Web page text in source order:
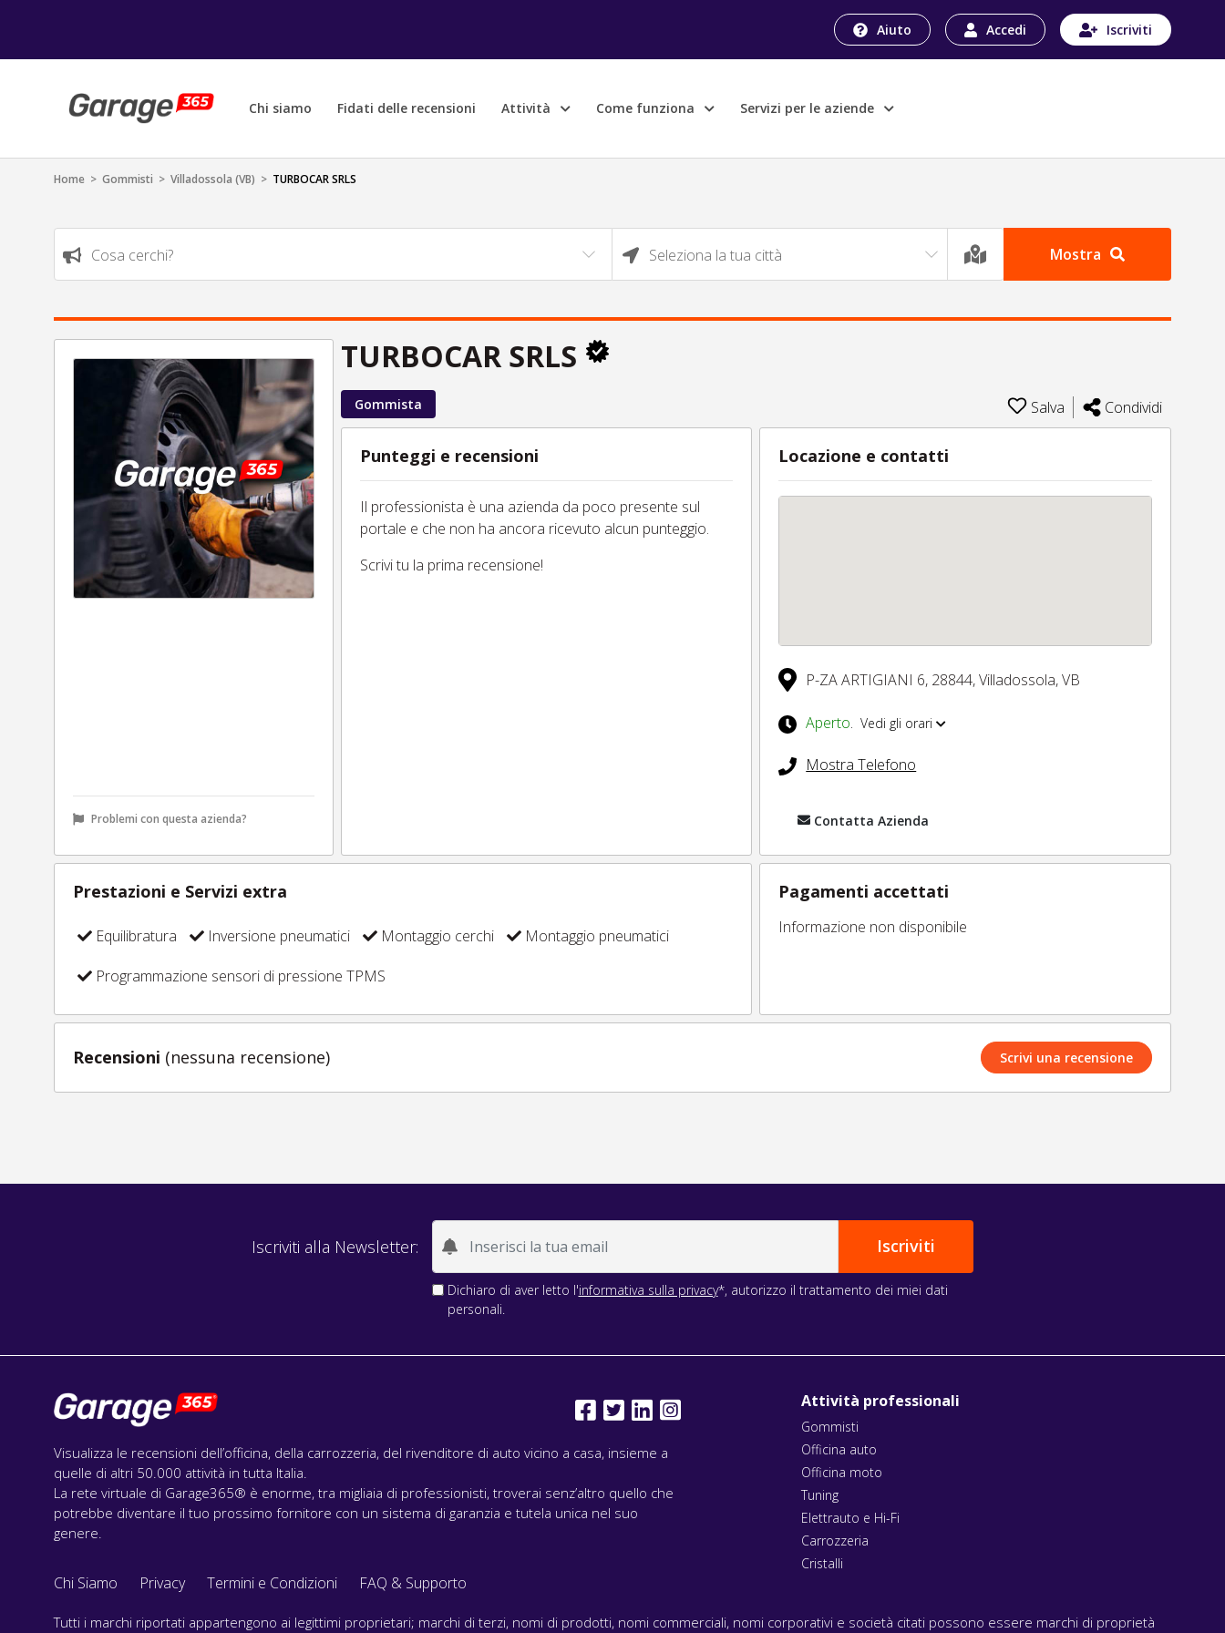
Aiuto Accedi Iscriviti
Chi siamo Fidati delle recensioni Attività Come funziona Servizi per le aziende
Home > Gommisti > Villadossola (VB) > TURBOCAR SRLS
Cosa cerchi? Seleziona la tua città Mostra
Problemi con questa azienda?
TURBOCAR SRLS
Gommista Salva Condividi
Punteggi e recensioni
Il professionista è una azienda da poco presente sul
portale e che non ha ancora ricevuto alcun punteggio.
Scrivi tu la prima recensione!
Locazione e contatti
P-ZA ARTIGIANI 6, 28844,Villadossola,VB
Aperto. Vedi gli orari
Mostra Telefono
Contatta Azienda
Prestazioni e Servizi extra
Equilibratura Inversione pneumatici Montaggio cerchi
Montaggio pneumatici
Programmazione sensori di pressione TPMS
Pagamenti accettati
Informazione non disponibile
Recensioni (nessuna recensione) Scrivi una recensione
Iscriviti alla Newsletter:
Dichiaro di aver letto l'informativa sulla privacy*, autorizzo il trattamento dei miei dati
personali.
Visualizza le recensioni dell’officina, della carrozzeria, del rivenditore di auto vicino a casa, insieme a
quelle di altri 50.000 attività in tutta Italia.
La rete virtuale di Garage365® è enorme, tra migliaia di professionisti, troverai senz’altro quello che
potrebbe diventare il tuo prossimo fornitore con un sistema di garanzia e tutela unica nel suo
genere.
Chi Siamo Privacy Termini e Condizioni FAQ & Supporto
Attività professionali
Gommisti
Officina auto
Officina moto
Tuning
Elettrauto e Hi-Fi
Carrozzeria
Cristalli
Tutti i marchi riportati appartengono ai legittimi proprietari; marchi di terzi, nomi di prodotti, nomi commerciali, nomi corporativi e società citati possono essere marchi di proprietà